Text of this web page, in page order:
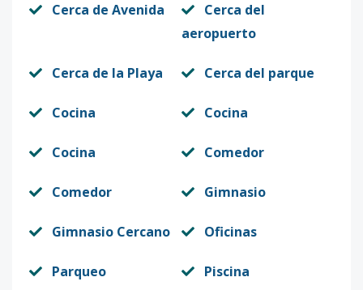
Cerca de Avenida
Cerca del
aeropuerto
Cerca de la Playa Cerca del parque
Cocina Cocina
Cocina Comedor
Comedor Gimnasio
Gimnasio Cercano Oficinas
Parqueo Piscina